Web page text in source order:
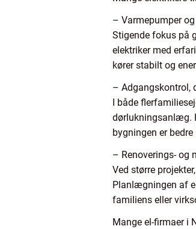
– Varmepumper
Stigende fokus på
elektriker med
kører stabilt og
– Adgangskontrol,
I både
dørlukningsanlæg.
bygningen er
– Renoverings- og
Ved større
Planlægningen af
familiens eller
Mange el-firmaer i